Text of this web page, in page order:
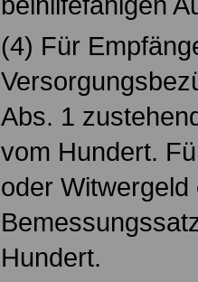
(4) Für
Abs. 1
vom Hundert.
oder
Hundert.